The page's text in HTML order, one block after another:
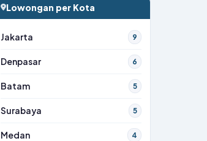
Lowongan per Kota
Jakarta 9
Denpasar 6
Batam 5
Surabaya 5
Medan 4